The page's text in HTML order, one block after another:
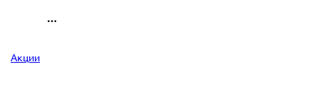
Акции